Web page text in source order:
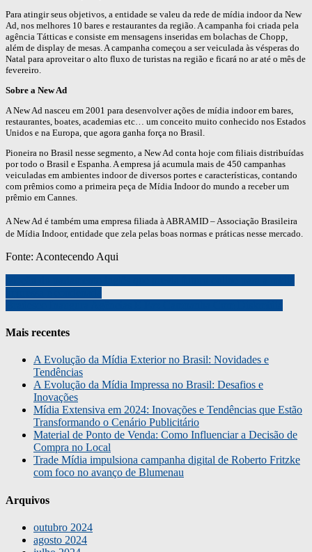
Para atingir seus objetivos, a entidade se valeu da rede de mídia indoor da New
Ad, nos melhores 10 bares e restaurantes da região. A campanha foi criada pela
agência Tátticas e consiste em mensagens inseridas em bolachas de Chopp,
além de display de mesas. A campanha começou a ser veiculada às vésperas do
Natal para aproveitar o alto fluxo de turistas na região e ficará no ar até o mês de
fevereiro.
Sobre a New Ad
A New Ad nasceu em 2001 para desenvolver ações de mídia indoor em bares,
restaurantes, boates, academias etc… um conceito muito conhecido nos Estados
Unidos e na Europa, que agora ganha força no Brasil.
Pioneira no Brasil nesse segmento, a New Ad conta hoje com filiais distribuídas
por todo o Brasil e Espanha. A empresa já acumula mais de 450 campanhas
veiculadas em ambientes indoor de diversos portes e características, contando
com prêmios como a primeira peça de Mídia Indoor do mundo a receber um
prêmio em Cannes.
A New Ad é também uma empresa filiada à ABRAMID – Associação Brasileira
de Mídia Indoor, entidade que zela pelas boas normas e práticas nesse mercado.
Fonte: Acontecendo Aqui
Navegação
de
Post
Mais recentes
A Evolução da Mídia Exterior no Brasil: Novidades e
Tendências
A Evolução da Mídia Impressa no Brasil: Desafios e
Inovações
Mídia Extensiva em 2024: Inovações e Tendências que Estão
Transformando o Cenário Publicitário
Material de Ponto de Venda: Como Influenciar a Decisão de
Compra no Local
Trade Mídia impulsiona campanha digital de Roberto Fritzke
com foco no avanço de Blumenau
Arquivos
outubro 2024
agosto 2024